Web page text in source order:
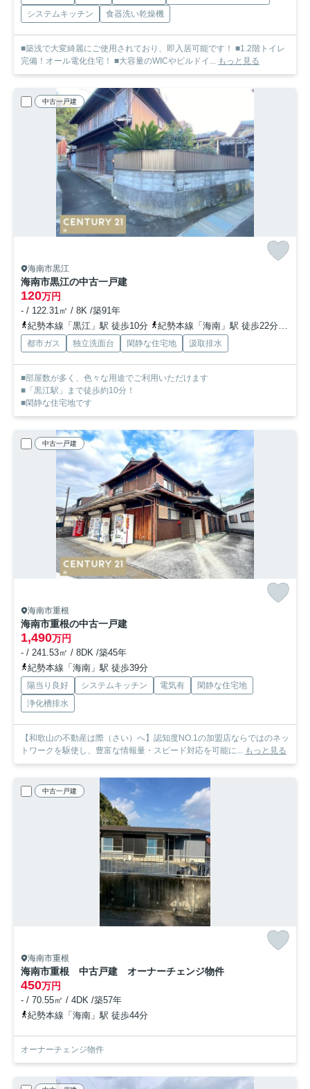
システムキッチン
食器洗い乾燥機
■築浅で大変綺麗にご使用されており、即入居可能です！ ■1.2階トイレ
完備！オール電化住宅！ ■大容量のWICやビルドイ...
もっと見る
中古一戸建
海南市黒江
海南市黒江の中古一戸建
120万円
- / 122.31㎡ / 8K /築91年
紀勢本線「黒江」駅 徒歩10分
紀勢本線「海南」駅 徒歩22分
都市ガス 独立洗面台 閑静な住宅地 汲取排水
■部屋数が多く、色々な用途でご利用いただけます
■「黒江駅」まで徒歩約10分！
■閑静な住宅地です
中古一戸建
海南市重根
海南市重根の中古一戸建
1,490万円
- / 241.53㎡ / 8DK /築45年
紀勢本線「海南」駅 徒歩39分
陽当り良好 システムキッチン 電気有
閑静な住宅地
浄化槽排水
【和歌山の不動産は際（さい）へ】認知度NO.1の加盟店ならではのネッ
トワークを駆使し、豊富な情報量・スピード対応を可能に...
もっと見る
中古一戸建
海南市重根
海南市重根 中古戸建 オーナーチェンジ物件
450万円
- / 70.55㎡ / 4DK /築57年
紀勢本線「海南」駅 徒歩44分
オーナーチェンジ物件